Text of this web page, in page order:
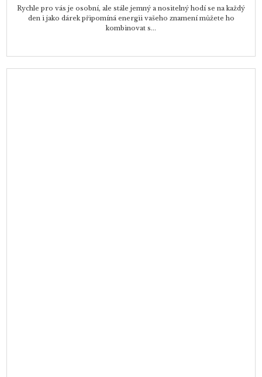
Rychle pro vás je osobní, ale stále jemný a nositelný hodí se na každý
den i jako dárek připomíná energii vašeho znamení můžete ho
kombinovat s...